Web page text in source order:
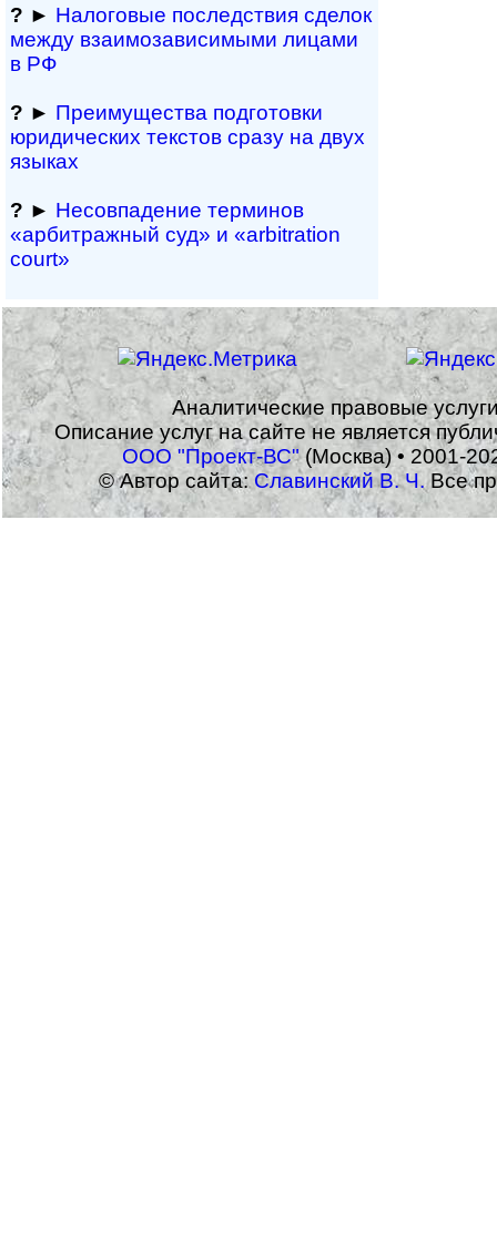
? ► Налоговые последствия сделок
между взаимозави­симыми лицами
в РФ
? ► Преимущества под­гото­вки
юри­ди­чес­ких тек­с­тов сразу на двух
языках
? ► Несовпадение терминов
«арбитражный суд» и «arbitration
court»
Аналитические правовые
Описание услуг на сайте не является
ООО "Проект-ВС"(Москва) • 2001-
© Автор сайта:Славинский В. Ч.Все